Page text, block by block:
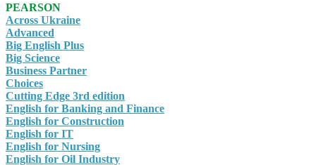
PEARSON
Across Ukraine
Advanced
Big English Plus
Big Science
Business Partner
Choices
Cutting Edge 3rd edition
English for Banking and Finance
English for Construction
English for IT
English for Nursing
English for Oil Industry